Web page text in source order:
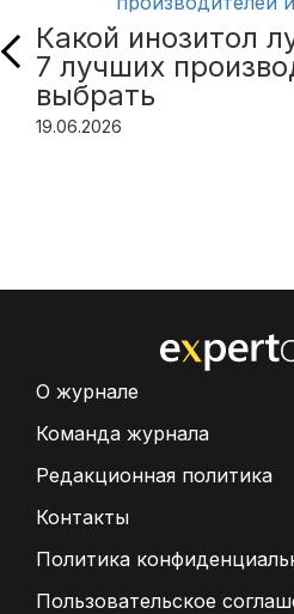
Какой инозитол
7 лучших
выбрать
19.06.2026
О журнале
Команда журнала
Редакционная политика
Контакты
Политика
Пользовательское